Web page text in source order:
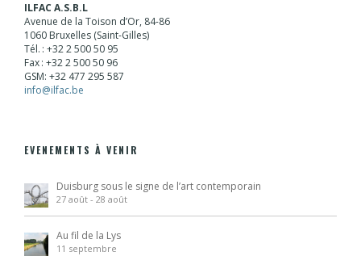
ILFAC A.S.B.L
Avenue de la Toison d’Or, 84-86
1060 Bruxelles (Saint-Gilles)
Tél. : +32 2 500 50 95
Fax : +32 2 500 50 96
GSM: +32 477 295 587
info@ilfac.be
EVENEMENTS À VENIR
Duisburg sous le signe de l’art contemporain
27 août - 28 août
Au fil de la Lys
11 septembre